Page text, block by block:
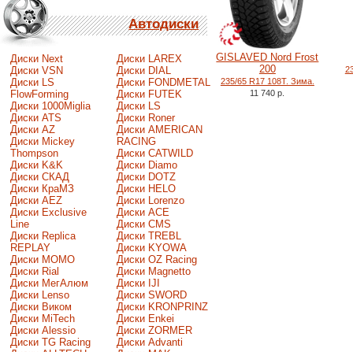
Автодиски
Диски Next
Диски VSN
Диски LS
FlowForming
Диски 1000Miglia
Диски ATS
Диски AZ
Диски Mickey
Thompson
Диски K&K
Диски СКАД
Диски КраМЗ
Диски AEZ
Диски Exclusive
Line
Диски Replica
REPLAY
Диски MOMO
Диски Rial
Диски МегАлюм
Диски Lenso
Диски Виком
Диски MiTech
Диски Alessio
Диски TG Racing
Диски LAREX
Диски DIAL
Диски FONDMETAL
Диски FUTEK
Диски LS
Диски Roner
Диски AMERICAN
RACING
Диски CATWILD
Диски Diamo
Диски DOTZ
Диски HELO
Диски Lorenzo
Диски ACE
Диски CMS
Диски TREBL
Диски KYOWA
Диски OZ Racing
Диски Magnetto
Диски IJI
Диски SWORD
Диски KRONPRINZ
Диски Enkei
Диски ZORMER
Диски Advanti
GISLAVED Nord Frost
200
235/65 R17 108T. Зима.
11 740 р.